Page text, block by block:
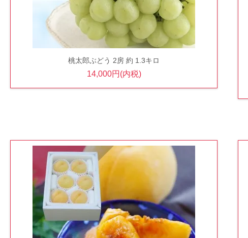
桃太郎ぶどう 2房 約 1.3キロ
14,000円(内税)